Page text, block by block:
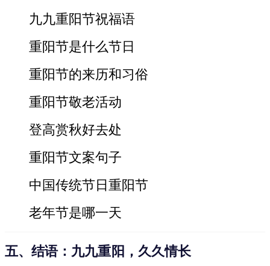
九九重阳节祝福语
重阳节是什么节日
重阳节的来历和习俗
重阳节敬老活动
登高赏秋好去处
重阳节文案句子
中国传统节日重阳节
老年节是哪一天
五、结语：九九重阳，久久情长